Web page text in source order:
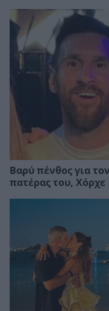
Βαρύ πένθος για
πατέρας του, Χόρχε